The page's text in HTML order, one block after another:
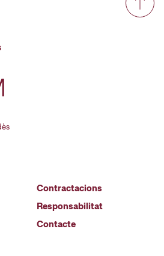
Contractacions
Responsabilitat
Contacte